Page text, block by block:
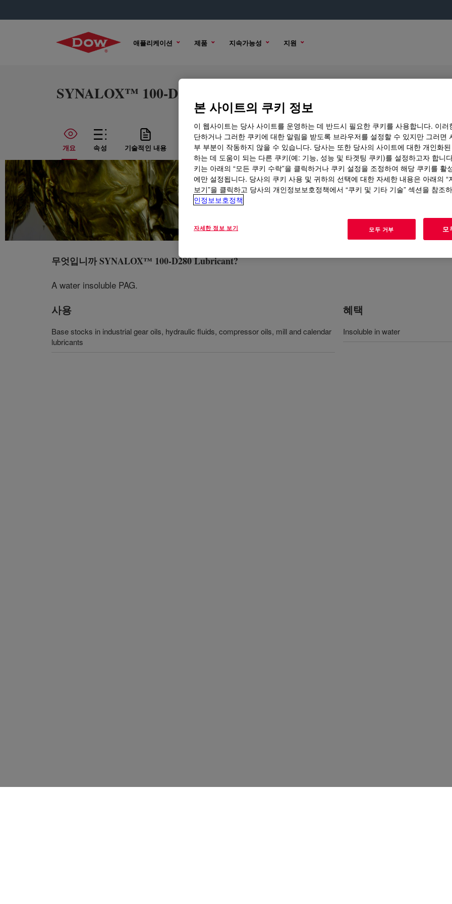
애플리케이션 제품 지속가능성 지원
SYNALOX™ 100-D280 Lubricant
개요 속성 기술적인 내용 샘플 옵션 구매 옵션
무엇입니까SYNALOX™ 100-D280 Lubricant?
A water insoluble PAG.
사용
Base stocks in industrial gear oils, hydraulic fluids, compressor oils, mill and calendar
lubricants
혜택
Insoluble in water
본 사이트의 쿠키 정보
이 웹사이트는 당사 사이트를 운영하는 데 반드시 필요한 쿠키를 사용합니다. 이러
단하거나 그러한 쿠키에 대한 알림을 받도록 브라우저를 설정할 수 있지만 그러면
부 부분이 작동하지 않을 수 있습니다. 당사는 또한 당사의 사이트에 대한 개인화
하는 데 도움이 되는 다른 쿠키(예: 기능, 성능 및 타겟팅 쿠키)를 설정하고자 합니
키는 아래의 “모든 쿠키 수락”을 클릭하거나 쿠키 설정을 조정하여 해당 쿠키를 활
에만 설정됩니다. 당사의 쿠키 사용 및 귀하의 선택에 대한 자세한 내용은 아래의 “
보기”을 클릭하고 당사의 개인정보보호정책에서 “쿠키 및 기타 기술” 섹션을 참조
인정보보호정책
자세한 정보 보기 모두 거부 모